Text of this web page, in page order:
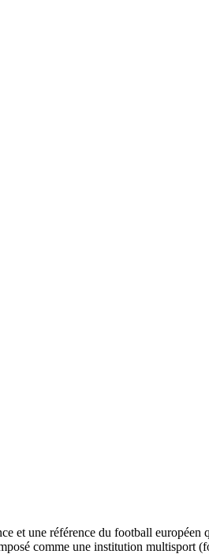
et une référence du football
comme une institution multisport